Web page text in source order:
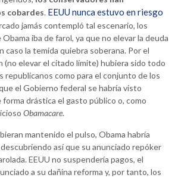
cobardes. EEUU nunca estuvo en riesgo
jamás contempló tal escenario, los
iba de farol, ya que no elevar la deuda
caso la temida quiebra soberana. Por el
(no elevar el citado límite) hubiera sido todo
republicanos como para el conjunto de los
el Gobierno federal se habría visto
drástica el gasto público o, como
Obamacare.
mantenido el pulso, Obama habría
así que su anunciado repóker
EEUU no suspendería pagos, el
a su dañina reforma y, por tanto, los